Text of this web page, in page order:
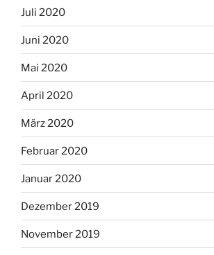
Juli 2020
Juni 2020
Mai 2020
April 2020
März 2020
Februar 2020
Januar 2020
Dezember 2019
November 2019